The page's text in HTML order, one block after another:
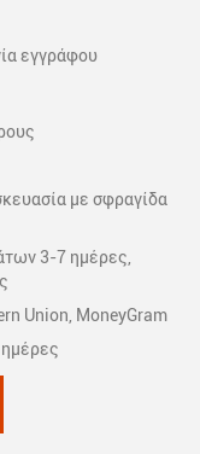
εγγράφου
με σφραγίδα
3-7 ημέρες,
Union, MoneyGram